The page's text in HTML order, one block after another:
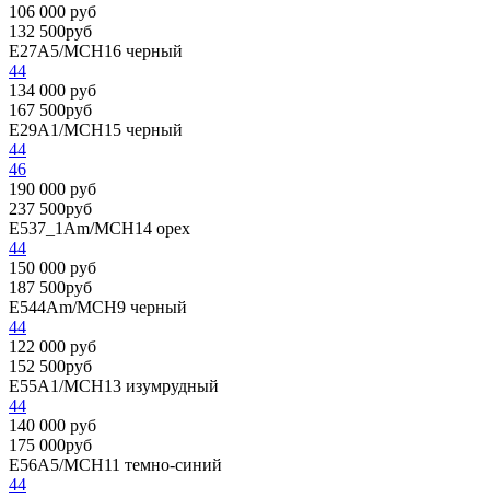
106 000 руб
132 500руб
E27A5/MCH16 черный
44
134 000 руб
167 500руб
E29A1/MCH15 черный
44
46
190 000 руб
237 500руб
E537_1Am/MCH14 орех
44
150 000 руб
187 500руб
E544Am/MCH9 черный
44
122 000 руб
152 500руб
E55A1/MCH13 изумрудный
44
140 000 руб
175 000руб
E56A5/MCH11 темно-синий
44